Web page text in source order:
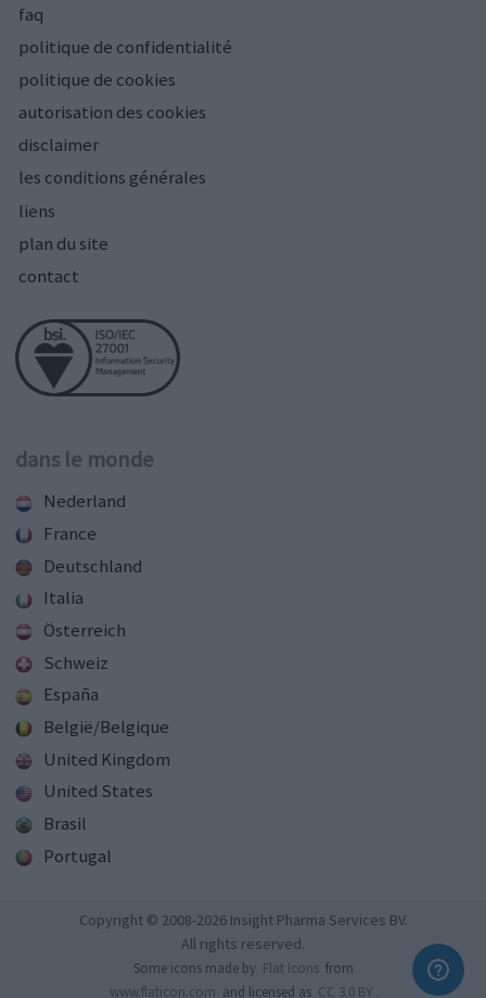
faq
politique de confidentialité
politique de cookies
autorisation des cookies
disclaimer
les conditions générales
liens
plan du site
contact
dans le monde
Nederland
France
Deutschland
Italia
Österreich
Schweiz
España
België/Belgique
United Kingdom
United States
Brasil
Portugal
Copyright © 2008-2026 Insight Pharma Services BV.
All rights reserved.
Some icons made by Flat Icons from
www.flaticon.com and licensed as CC 3.0 BY .